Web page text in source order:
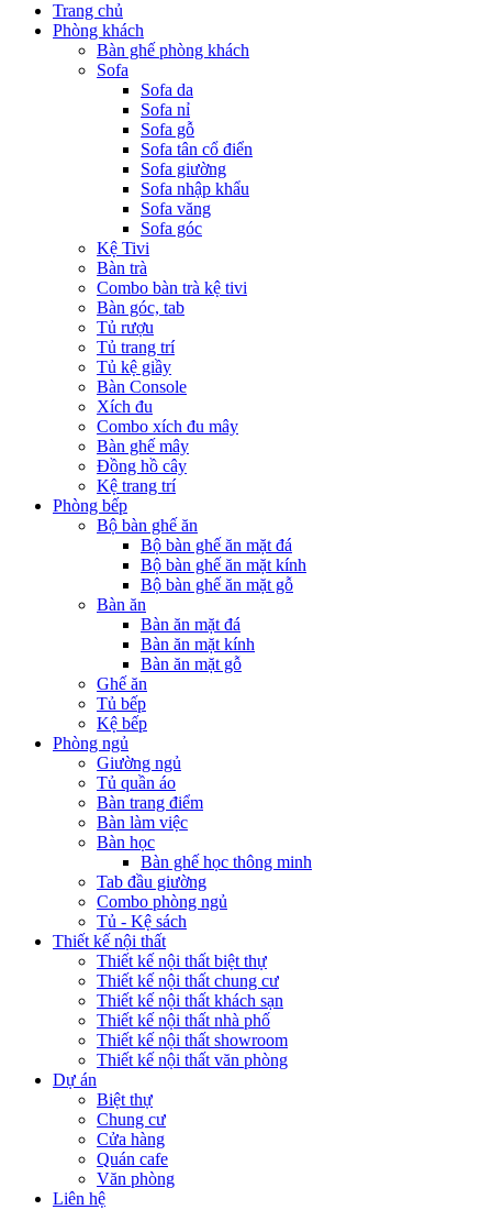
Trang chủ
Phòng khách
Bàn ghế phòng khách
Sofa
Sofa da
Sofa nỉ
Sofa gỗ
Sofa tân cổ điển
Sofa giường
Sofa nhập khẩu
Sofa văng
Sofa góc
Kệ Tivi
Bàn trà
Combo bàn trà kệ tivi
Bàn góc, tab
Tủ rượu
Tủ trang trí
Tủ kệ giầy
Bàn Console
Xích đu
Combo xích đu mây
Bàn ghế mây
Đồng hồ cây
Kệ trang trí
Phòng bếp
Bộ bàn ghế ăn
Bộ bàn ghế ăn mặt đá
Bộ bàn ghế ăn mặt kính
Bộ bàn ghế ăn mặt gỗ
Bàn ăn
Bàn ăn mặt đá
Bàn ăn mặt kính
Bàn ăn mặt gỗ
Ghế ăn
Tủ bếp
Kệ bếp
Phòng ngủ
Giường ngủ
Tủ quần áo
Bàn trang điểm
Bàn làm việc
Bàn học
Bàn ghế học thông minh
Tab đầu giường
Combo phòng ngủ
Tủ - Kệ sách
Thiết kế nội thất
Thiết kế nội thất biệt thự
Thiết kế nội thất chung cư
Thiết kế nội thất khách sạn
Thiết kế nội thất nhà phố
Thiết kế nội thất showroom
Thiết kế nội thất văn phòng
Dự án
Biệt thự
Chung cư
Cửa hàng
Quán cafe
Văn phòng
Liên hệ